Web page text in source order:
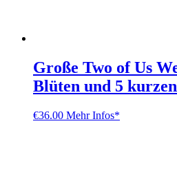
Große Two of Us
Blüten und 5
€36.00 Mehr Infos*